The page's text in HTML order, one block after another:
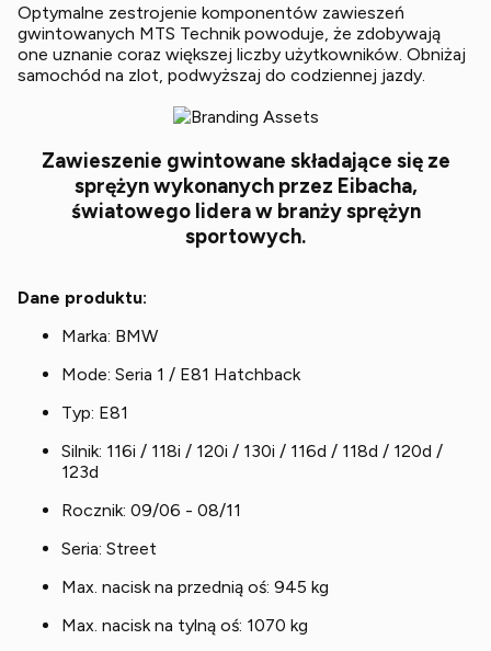
Optymalne zestrojenie komponentów zawieszeń
gwintowanych MTS Technik powoduje, że zdobywają
one uznanie coraz większej liczby użytkowników. Obniżaj
samochód na zlot, podwyższaj do codziennej jazdy.
Zawieszenie gwintowane składające się ze
sprężyn wykonanych przez Eibacha,
światowego lidera w branży sprężyn
sportowych.
Dane produktu:
Marka: BMW
Mode: Seria 1 / E81 Hatchback
Typ: E81
Silnik: 116i / 118i / 120i / 130i / 116d / 118d / 120d /
123d
Rocznik: 09/06 - 08/11
Seria: Street
Max. nacisk na przednią oś: 945 kg
Max. nacisk na tylną oś: 1070 kg